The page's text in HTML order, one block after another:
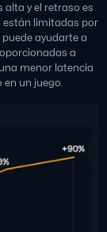
alta y el retraso es
están limitadas por
ayudarte a
a
menor latencia
un juego.